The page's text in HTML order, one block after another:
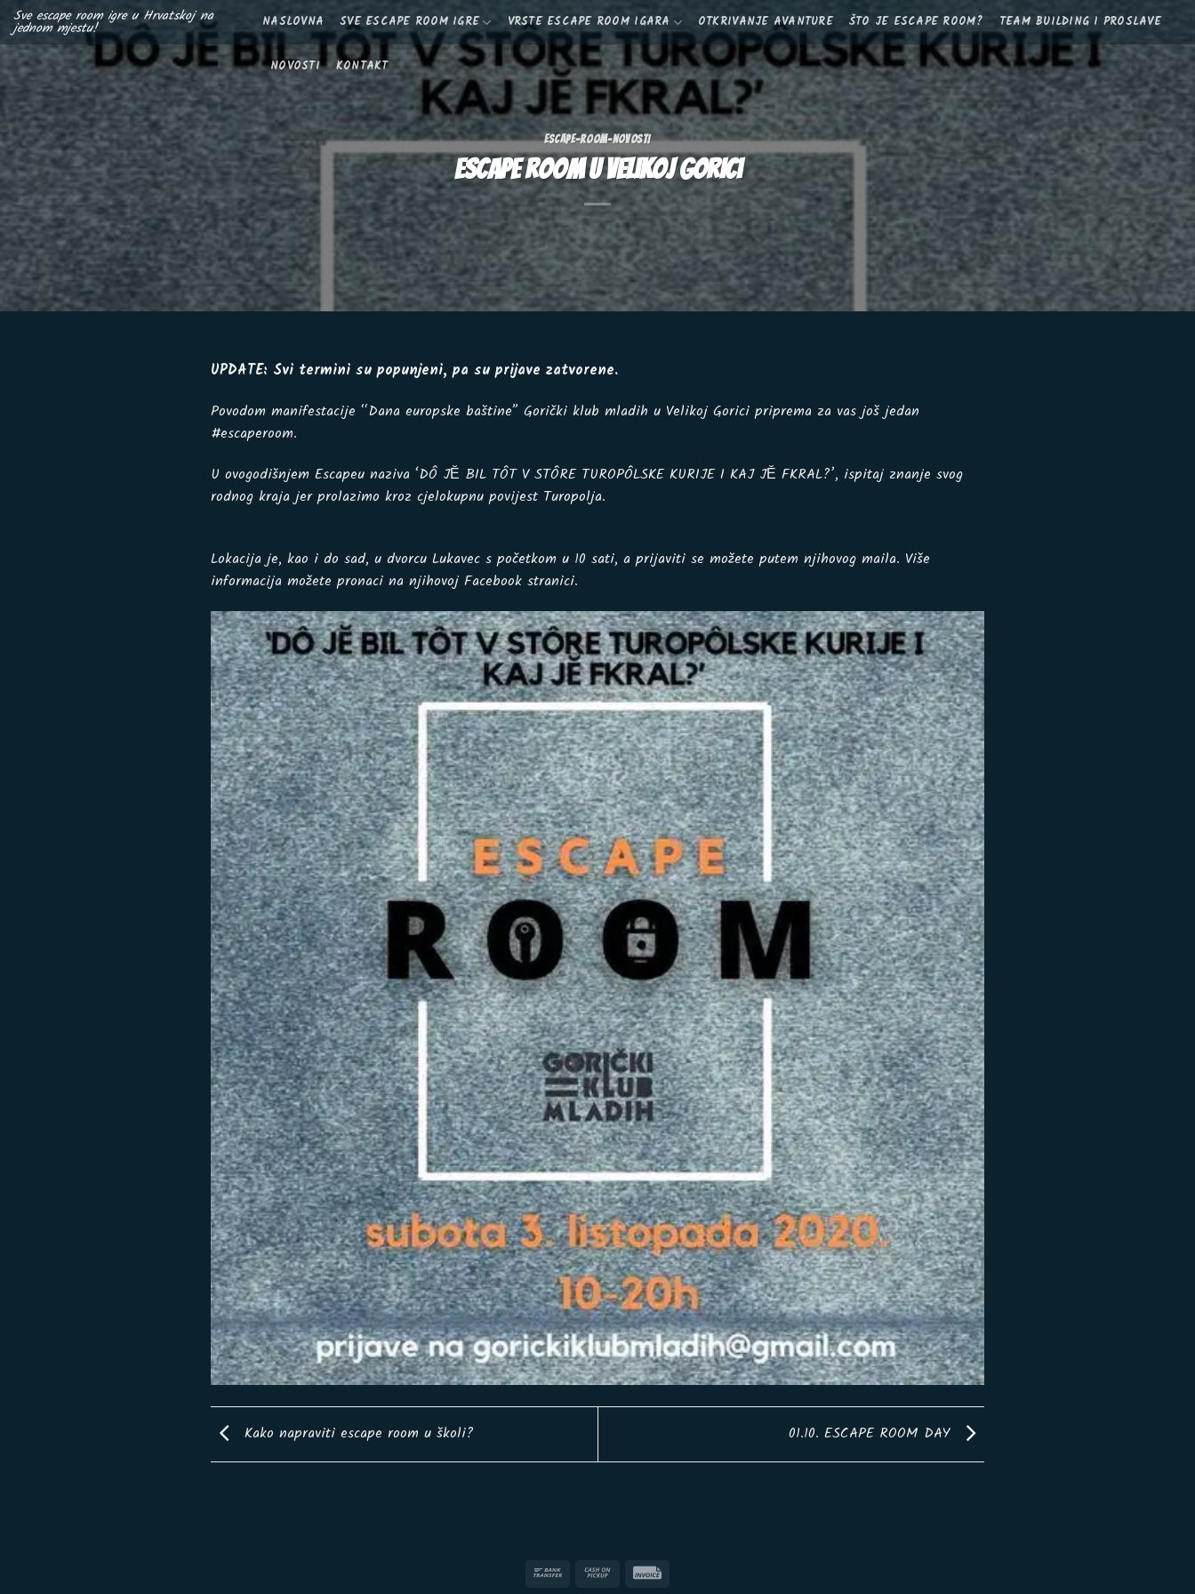
Skip
to
content
Sve escape room igre u Hrvatskoj na
jednom mjestu! NASLOVNA SVE ESCAPE ROOM IGRE VRSTE ESCAPE ROOM IGARA OTKRIVANJE AVANTURE ŠTO JE ESCAPE ROOM? TEAM BUILDING I PROSLAVE
NOVOSTI KONTAKT
ESCAPE-ROOM-NOVOSTI
Escape room u Velikoj Gorici
UPDATE: Svi termini su popunjeni, pa su prijave zatvorene.
Povodom manifestacije “Dana europske baštine” Gorički klub mladih u Velikoj Gorici priprema za vas još jedan
#escaperoom.
U ovogodišnjem Escapeu naziva ‘DÔ JĔ BIL TÔT V STÔRE TUROPÔLSKE KURIJE I KAJ JĔ FKRAL?’, ispitaj znanje svog
rodnog kraja jer prolazimo kroz cjelokupnu povijest Turopolja.
Lokacija je, kao i do sad, u dvorcu Lukavec s početkom u 10 sati, a prijaviti se možete putem njihovog maila. Više
informacija možete pronaci na njihovoj Facebook stranici.
Kako napraviti escape room u školi? 01.10. ESCAPE ROOM DAY